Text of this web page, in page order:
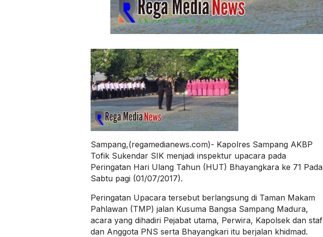
Sampang,(regamedianews.com)- Kapolres Sampang AKBP
Tofik Sukendar SIK menjadi inspektur upacara pada
Peringatan Hari Ulang Tahun (HUT) Bhayangkara ke 71 Pada
Sabtu pagi (01/07/2017).
Peringatan Upacara tersebut berlangsung di Taman Makam
Pahlawan (TMP) jalan Kusuma Bangsa Sampang Madura,
acara yang dihadiri Pejabat utama, Perwira, Kapolsek dan staf
dan Anggota PNS serta Bhayangkari itu berjalan khidmad.